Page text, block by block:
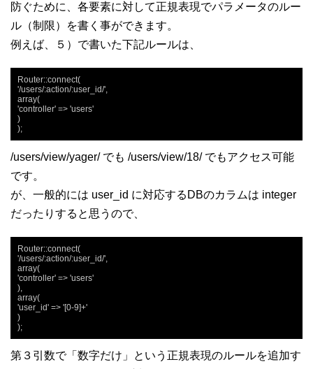
防ぐために、各要素に対して正規表現でパラメータのルー
ル（制限）を書く事ができます。
例えば、５）で書いた下記ルールは、
Router::connect(
'/users/:action/:user_id/',
array(
'controller' => 'users'
)
);
/users/view/yager/ でも /users/view/18/ でもアクセス可能
です。
が、一般的には user_id に対応するDBのカラムは integer
だったりすると思うので、
Router::connect(
'/users/:action/:user_id/',
array(
'controller' => 'users'
),
array(
'user_id' => '[0-9]+'
)
);
第３引数で「数字だけ」という正規表現のルールを追加す